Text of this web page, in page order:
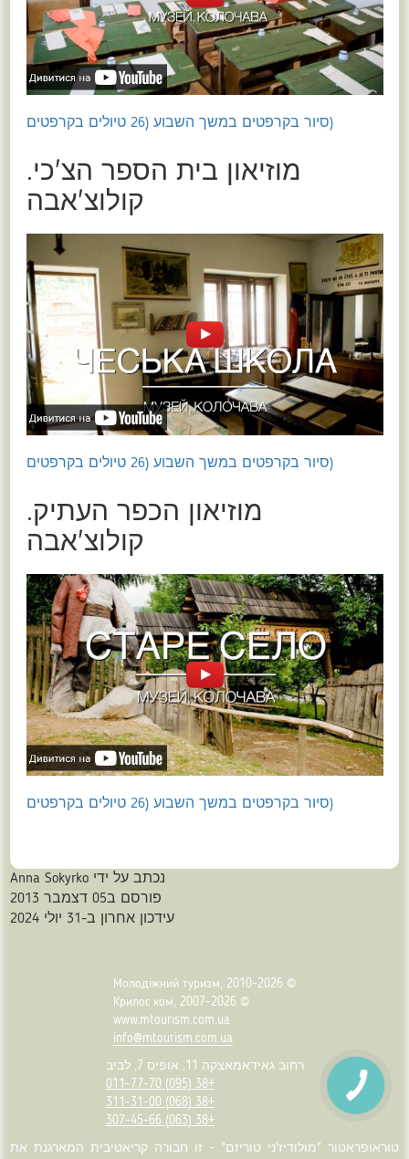
(סיור בקרפטים במשך השבוע (26 טיולים בקרפטים
מוזיאון בית הספר הצ'כי.
קולוצ'אבה
(סיור בקרפטים במשך השבוע (26 טיולים בקרפטים
מוזיאון הכפר העתיק.
קולוצ'אבה
(סיור בקרפטים במשך השבוע (26 טיולים בקרפטים
נכתב על ידי Anna Sokyrko
פורסם ב05 דצמבר 2013
עידכון אחרון ב-31 יולי 2024
© Молодіжний туризм, 2010-2026
© Крилос ком, 2007-2026
www.mtourism.com.ua
info@mtourism.com.ua
רחוב גאידאמאצקה 11, אופיס 7, לביב
+38 (095) 011-77-70
+38 (068) 311-31-00
+38 (063) 307-45-66
טוראופראטור "מולודיז'ני טוריזם" - זו חבורה קריאטיבית המארגנת את